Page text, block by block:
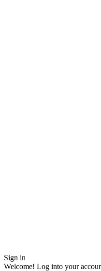
Sign in
Welcome! Log into your